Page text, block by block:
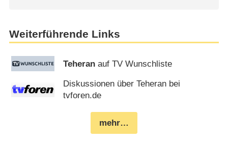
Weiterführende Links
Teheran auf TV Wunschliste
Diskussionen über Teheran bei
tvforen.de
mehr…